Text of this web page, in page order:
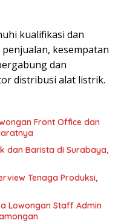
kualifikasi dan
kesempatan
dan
distribusi alat listrik.
Front Office dan
dan Barista di Surabaya,
Tenaga Produksi,
Lowongan Staff Admin